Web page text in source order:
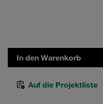
In den Warenkorb
Auf die Projektliste